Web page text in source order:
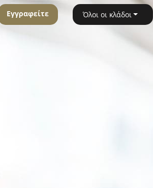
Εγγραφείτε Όλοι οι κλάδοι